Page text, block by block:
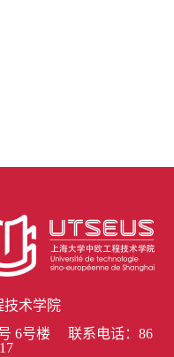
技术学院
6号楼 联系电话：86